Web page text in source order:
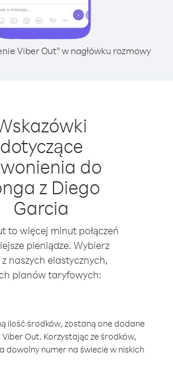
Viber Out” w nagłówku rozmowy
dotyczące
do
z Diego
Garcia
to więcej minut połączeń
pieniądze. Wybierz
naszych elastycznych,
planów taryfowych:
ilość środków, zostaną one dodane
Out. Korzystając ze środków,
dowolny numer na świecie w niskich